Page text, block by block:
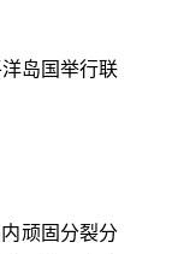
岛国举行联
顽固分裂分